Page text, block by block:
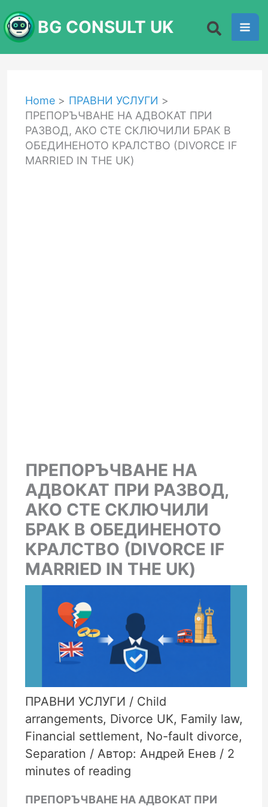
to
content
BG CONSULT UK
Home
ПРАВНИ УСЛУГИ
ПРЕПОРЪЧВАНЕ НА АДВОКАТ ПРИ
РАЗВОД, АКО СТЕ СКЛЮЧИЛИ БРАК В
ОБЕДИНЕНОТО КРАЛСТВО (DIVORCE IF
MARRIED IN THE UK)
ПРЕПОРЪЧВАНЕ НА
АДВОКАТ ПРИ РАЗВОД,
АКО СТЕ СКЛЮЧИЛИ
БРАК В ОБЕДИНЕНОТО
КРАЛСТВО (DIVORCE IF
MARRIED IN THE UK)
ПРАВНИ УСЛУГИ / Child
arrangements, Divorce UK, Family law,
Financial settlement, No-fault divorce,
Separation / Автор: Андрей Енев / 2
minutes of reading
ПРЕПОРЪЧВАНЕ НА АДВОКАТ ПРИ